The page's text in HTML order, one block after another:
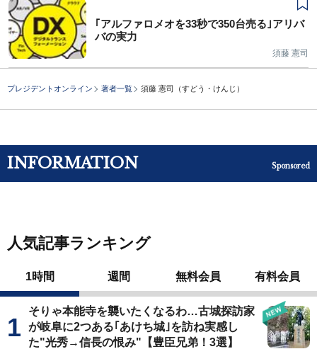
｢アルファロメオを33秒で350台売る｣アリバ
バの実力
須藤 憲司
プレジデントオンライン 著者一覧 須藤 憲司（すどう・けんじ）
INFORMATION Sponsored
人気記事ランキング
1時間 週間 無料会員 有料会員
そりゃ本能寺を襲いたくなるわ…古城探訪家
が岐阜に2つある｢あけち城｣を訪ね実感し
た"光秀→信長の恨み"【豊臣兄弟！3選】